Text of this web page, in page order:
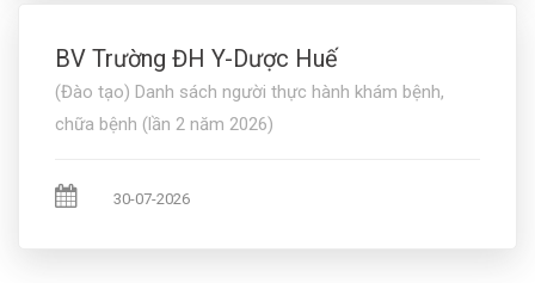
BV Trường ĐH Y-Dược Huế
(Đào tạo) Danh sách người thực hành khám bệnh,
chữa bệnh (lần 2 năm 2026)
30-07-2026